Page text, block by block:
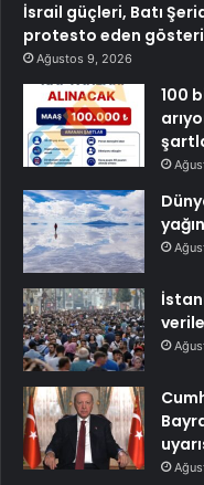
İsrail güçleri, Batı
protesto eden
Ağustos 9, 2026
100